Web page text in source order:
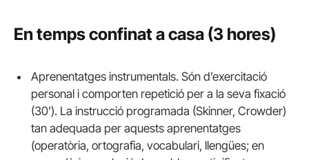
En temps confinat a casa (3 hores)
Aprenentatges instrumentals. Són d’exercitació
personal i comporten repetició per a la seva fixació
(30’). La instrucció programada (Skinner, Crowder)
tan adequada per aquests aprenentatges
(operatòria, ortografia, vocabulari, llengües; en